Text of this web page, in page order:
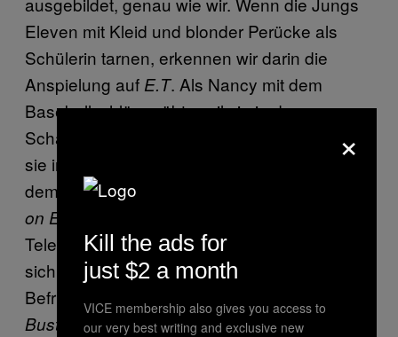
Eleven mit Kleid und blonder Perücke als
Schülerin tarnen, erkennen wir darin die
Anspielung auf E.T. Als Nancy mit dem
Baseballschläger übt, weil sie in der
Schattenwelt auf Monsterjagd gehen will, tritt
sie in die Fußstapfen einer anderen Nancy,
dem archetypischen Last Girl aus
on Elm Street
Telekinese den Klassenfiesling dazu bringt,
sich einzunässen, verspüren wir dieselbe
Befriedigung wie bei
Busters . Es ist der wahr gewordene Traum,
×
Kill the ads for
just $2 a month
VICE membership also gives you access to
our very best writing and exclusive new